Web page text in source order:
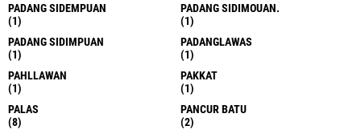
PADANG SIDEMPUAN
(1)
PADANG SIDIMOUAN.
(1)
PADANG SIDIMPUAN
(1)
PADANGLAWAS
(1)
PAHLLAWAN
(1)
PAKKAT
(1)
PALAS
(8)
PANCUR BATU
(2)